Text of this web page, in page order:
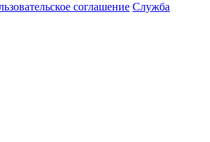
соглашение Служба